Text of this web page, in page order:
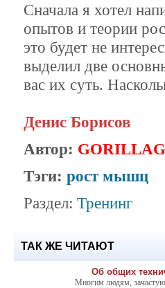
Сначала я хотел
опытов и теории
это будет не
выделил две
вас их суть.
Денис Борисов
Автор:
Тэги: рост мышц
Раздел: Тренинг
ТАК ЖЕ ЧИТАЮТ
Об общих
Многим людям, зачастую